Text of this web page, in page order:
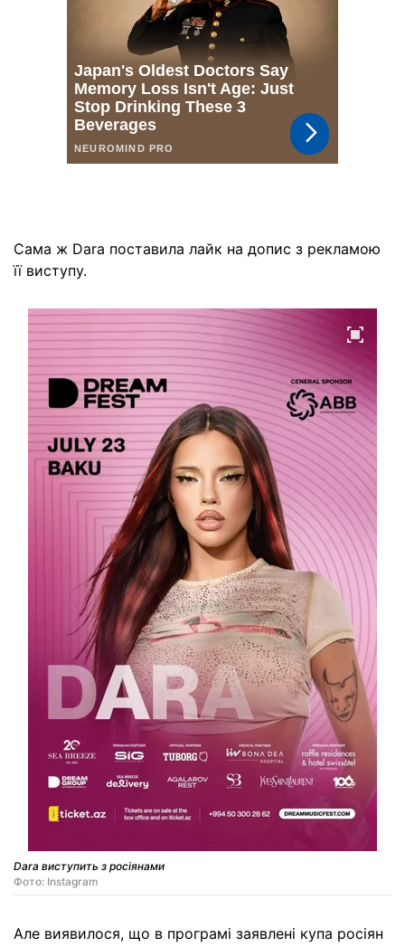
Сама ж Dara поставила лайк на допис з рекламою
її виступу.
Dara виступить з росіянами
Фото: Instagram
Але виявилося, що в програмі заявлені купа росіян